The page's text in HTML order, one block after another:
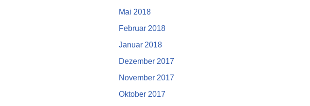
Mai 2018
Februar 2018
Januar 2018
Dezember 2017
November 2017
Oktober 2017